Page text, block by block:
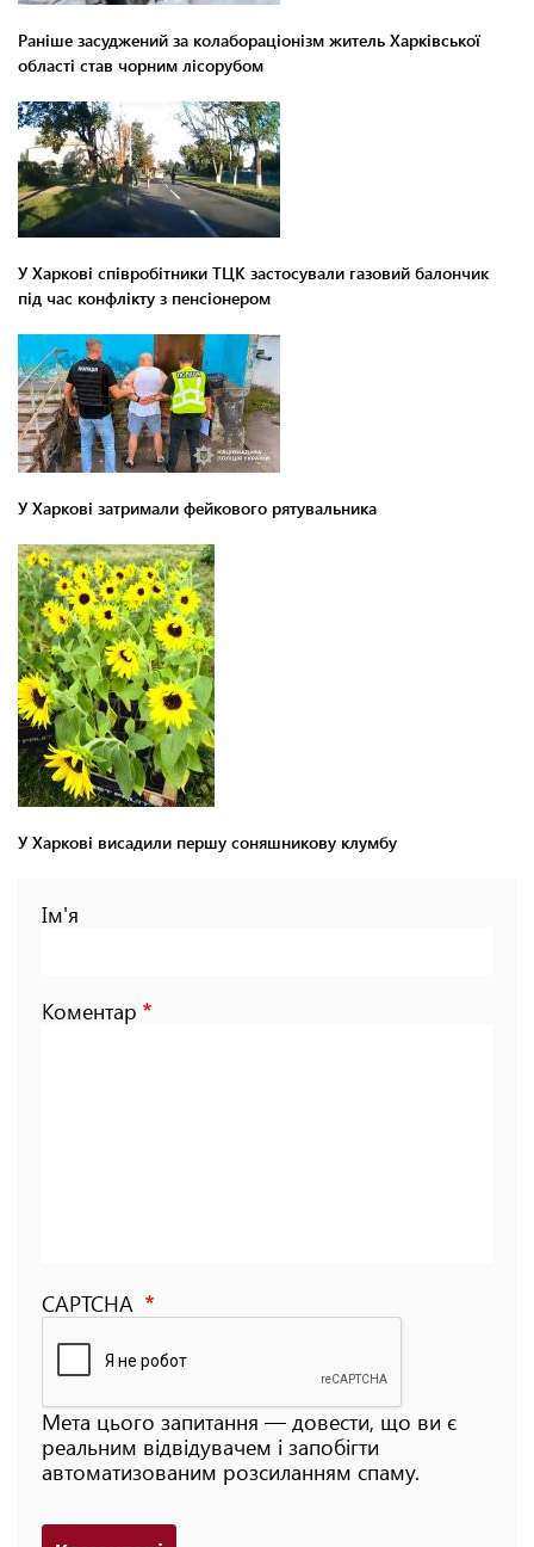
Раніше засуджений за колабораціонізм житель Харківської
області став чорним лісорубом
У Харкові співробітники ТЦК застосували газовий балончик
під час конфлікту з пенсіонером
У Харкові затримали фейкового рятувальника
У Харкові висадили першу соняшникову клумбу
Ім'я
Коментар
CAPTCHA
Мета цього запитання — довести, що ви є
реальним відвідувачем і запобігти
автоматизованим розсиланням спаму.